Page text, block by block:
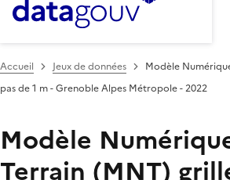
Accueil Jeux de données
Modèle
pas de 1 m - Grenoble Alpes Métropole - 2022
Modèle
Terrain (MNT)